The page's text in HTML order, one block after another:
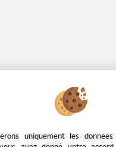
uniquement les